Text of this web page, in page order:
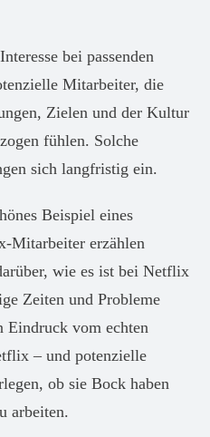
bei passenden
Mitarbeiter, die
Zielen und der Kultur
fühlen. Solche
sich langfristig ein.
Beispiel eines
Mitarbeiter erzählen
wie es ist bei Netflix
Zeiten und Probleme
Eindruck vom echten
– und potenzielle
ob sie Bock haben
arbeiten.